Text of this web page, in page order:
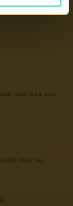
koji leče oko
DIGITAL